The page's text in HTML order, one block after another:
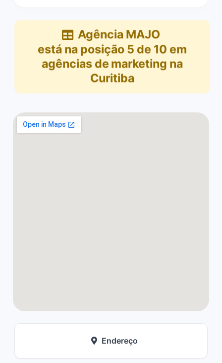
Agência MAJO
está na posição 5 de 10 em
agências de marketing na
Curitiba
Endereço